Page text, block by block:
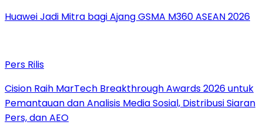
Huawei Jadi Mitra bagi Ajang GSMA M360 ASEAN 2026
Pers Rilis
Cision Raih MarTech Breakthrough Awards 2026 untuk
Pemantauan dan Analisis Media Sosial, Distribusi Siaran
Pers, dan AEO